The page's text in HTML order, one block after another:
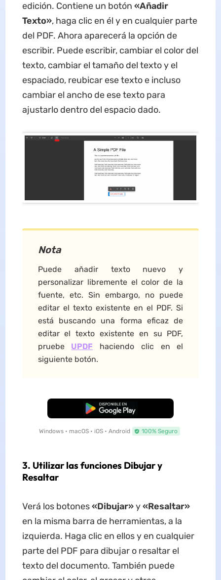
edición. Contiene un botón «Añadir
Texto», haga clic en él y en cualquier parte
del PDF. Ahora aparecerá la opción de
escribir. Puede escribir, cambiar el color del
texto, cambiar el tamaño del texto y el
espaciado, reubicar ese texto e incluso
cambiar el ancho de ese texto para
ajustarlo dentro del espacio dado.
Nota
Puede añadir texto nuevo y
personalizar libremente el color de la
fuente, etc. Sin embargo, no puede
editar el texto existente en el PDF. Si
está buscando una forma eficaz de
editar el texto existente en su PDF,
pruebe UPDF haciendo clic en el
siguiente botón.
Descarga Gratuita
Windows • macOS • iOS • Android 100% Seguro
3. Utilizar las funciones Dibujar y
Resaltar
Verá los botones«Dibujar»y«Resaltar»
en la misma barra de herramientas, a la
izquierda. Haga clic en ellos y en cualquier
parte del PDF para dibujar o resaltar el
texto del documento. También puede